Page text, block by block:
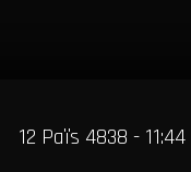
12 Païs 4838 - 11:44